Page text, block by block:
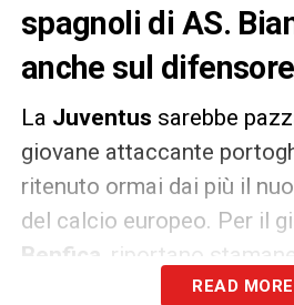
spagnoli di AS.
anche sul
La Juventus sarebbe
giovane attaccante
ritenuto ormai dai più il
del calcio europeo. Per il
Benfica
, riportano
, i bianconeri sarebbero
READ MORE